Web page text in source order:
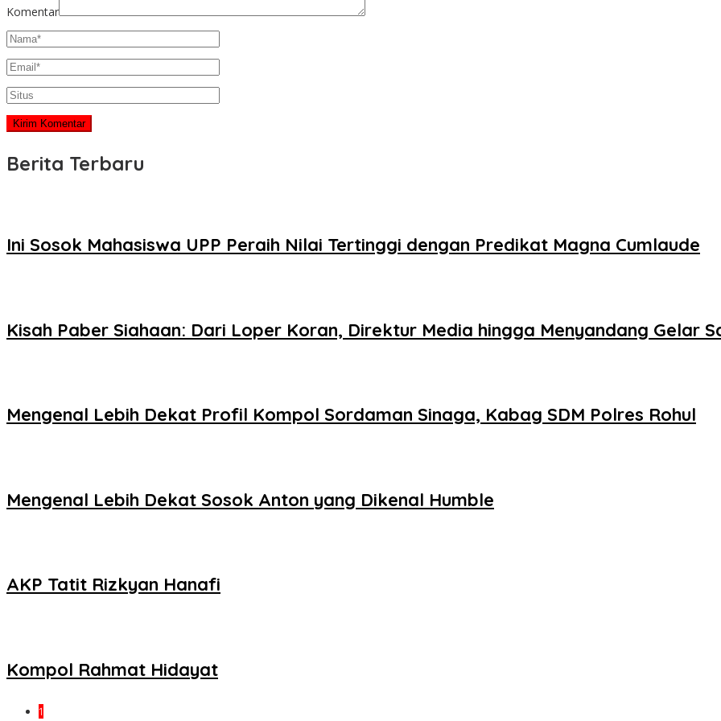
Komentar
Berita Terbaru
Ini Sosok Mahasiswa UPP Peraih Nilai Tertinggi dengan Predikat Magna Cumlaude
Kisah Paber Siahaan: Dari Loper Koran, Direktur Media hingga Menyandang Gelar
Mengenal Lebih Dekat Profil Kompol Sordaman Sinaga, Kabag SDM Polres Rohul
Mengenal Lebih Dekat Sosok Anton yang Dikenal Humble
AKP Tatit Rizkyan Hanafi
Kompol Rahmat Hidayat
1